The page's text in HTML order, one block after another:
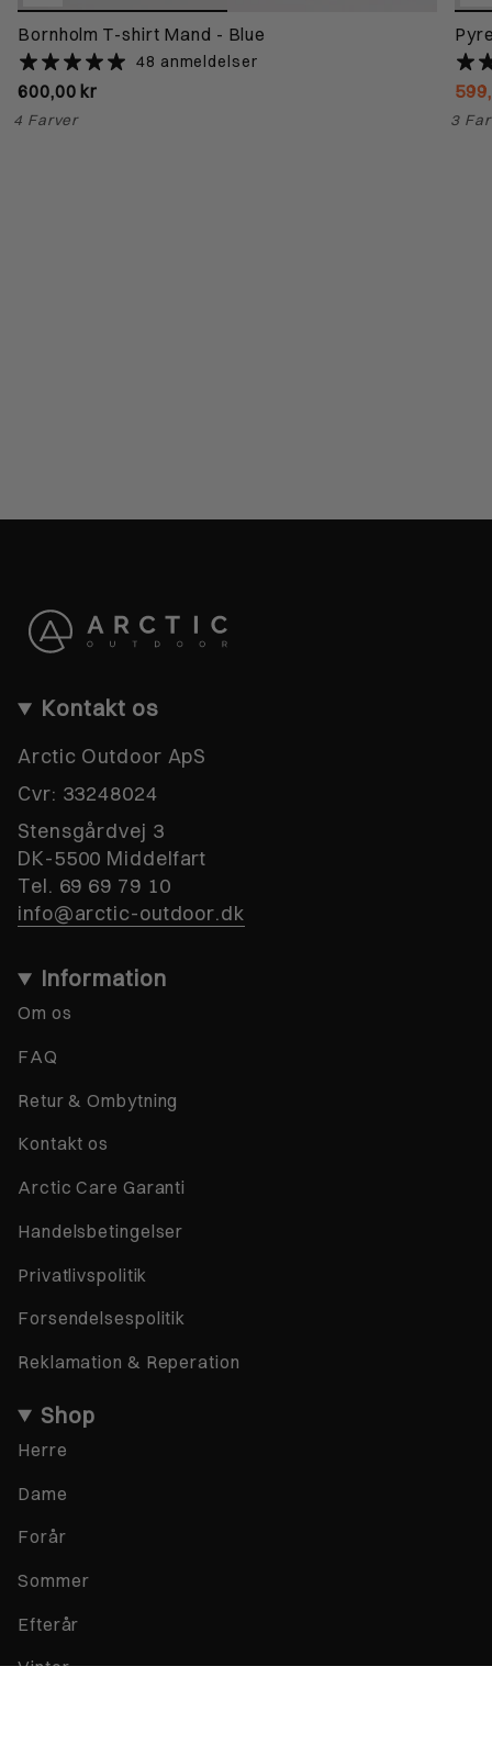
Bornholm T-shirt Mand - Blue
48 anmeldelser
600,00 kr
4 Farver 3
Kontakt os
Arctic Outdoor ApS
Cvr: 33248024
Stensgårdvej 3
DK-5500 Middelfart
Tel. 69 69 79 10
info@arctic-outdoor.dk
Information
Om os
FAQ
Retur & Ombytning
Kontakt os
Arctic Care Garanti
Handelsbetingelser
Privatlivspolitik
Forsendelsespolitik
Reklamation & Reperation
Shop
Herre
Dame
Forår
Sommer
Efterår
Vinter